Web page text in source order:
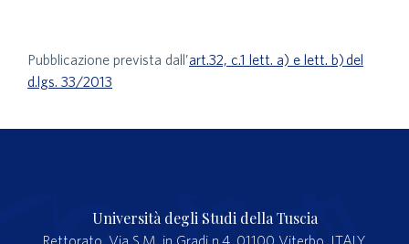
Pubblicazione prevista dall’art.32, c.1 lett. a) e lett. b) del
d.lgs. 33/2013
Università degli Studi della Tuscia
Rettorato, Via S.M. in Gradi n.4, 01100 Viterbo, ITALY.